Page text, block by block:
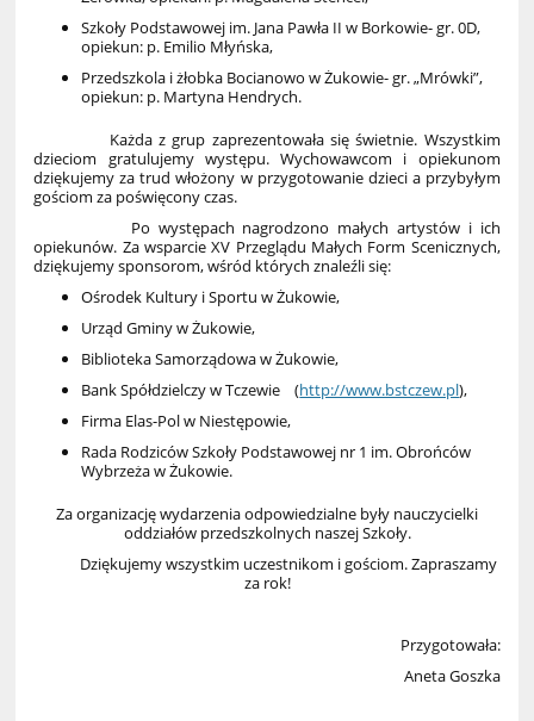
Szkoły Podstawowej im. Jana Pawła II w Borkowie- gr. 0D,
opiekun: p. Emilio Młyńska,
Przedszkola i żłobka Bocianowo w Żukowie- gr. „Mrówki”,
opiekun: p. Martyna Hendrych.
Każda z grup zaprezentowała się świetnie. Wszystkim
dzieciom gratulujemy występu. Wychowawcom i opiekunom
dziękujemy za trud włożony w przygotowanie dzieci a przybyłym
gościom za poświęcony czas.
Po występach nagrodzono małych artystów i ich
opiekunów. Za wsparcie XV Przeglądu Małych Form Scenicznych,
dziękujemy sponsorom, wśród których znaleźli się:
Ośrodek Kultury i Sportu w Żukowie,
Urząd Gminy w Żukowie,
Biblioteka Samorządowa w Żukowie,
Bank Spółdzielczy w Tczewie (http://www.bstczew.pl),
Firma Elas-Pol w Niestępowie,
Rada Rodziców Szkoły Podstawowej nr 1 im. Obrońców
Wybrzeża w Żukowie.
Za organizację wydarzenia odpowiedzialne były nauczycielki
oddziałów przedszkolnych naszej Szkoły.
Dziękujemy wszystkim uczestnikom i gościom. Zapraszamy
za rok!
Przygotowała:
Aneta Goszka